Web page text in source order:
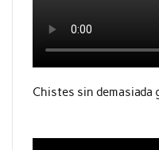
Chistes sin demasiada